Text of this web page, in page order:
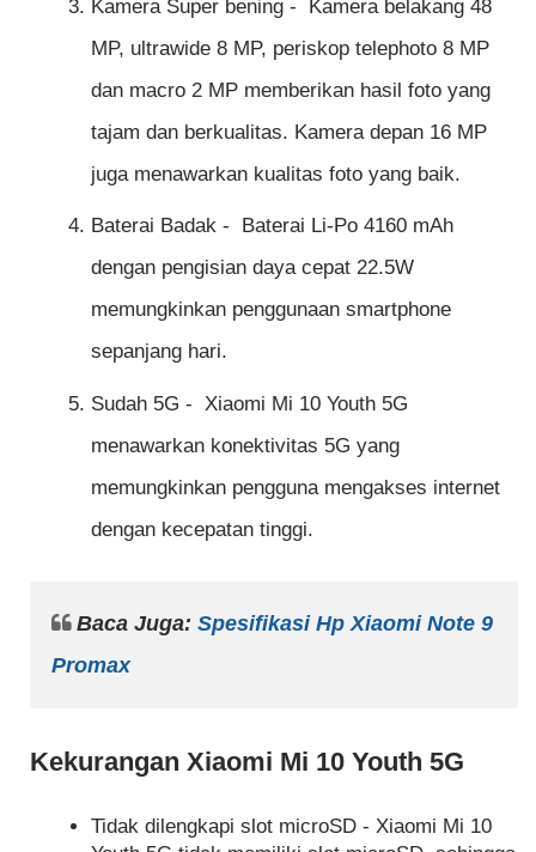
Kamera Super bening - Kamera belakang 48
MP, ultrawide 8 MP, periskop telephoto 8 MP
dan macro 2 MP memberikan hasil foto yang
tajam dan berkualitas. Kamera depan 16 MP
juga menawarkan kualitas foto yang baik.
Baterai Badak - Baterai Li-Po 4160 mAh
dengan pengisian daya cepat 22.5W
memungkinkan penggunaan smartphone
sepanjang hari.
Sudah 5G - Xiaomi Mi 10 Youth 5G
menawarkan konektivitas 5G yang
memungkinkan pengguna mengakses internet
dengan kecepatan tinggi.
Baca Juga: Spesifikasi Hp Xiaomi Note 9
Promax
Kekurangan Xiaomi Mi 10 Youth 5G
Tidak dilengkapi slot microSD - Xiaomi Mi 10